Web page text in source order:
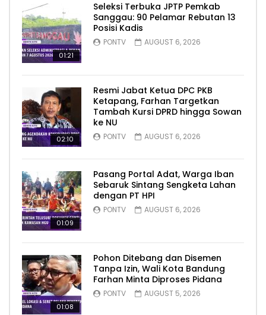
01:21
Seleksi Terbuka JPTP Pemkab
Sanggau: 90 Pelamar Rebutan 13
Posisi Kadis
PONTV AUGUST 6, 2026
02:10
Resmi Jabat Ketua DPC PKB
Ketapang, Farhan Targetkan
Tambah Kursi DPRD hingga Sowan
ke NU
PONTV AUGUST 6, 2026
01:09
Pasang Portal Adat, Warga Iban
Sebaruk Sintang Sengketa Lahan
dengan PT HPI
PONTV AUGUST 6, 2026
01:08
Pohon Ditebang dan Disemen
Tanpa Izin, Wali Kota Bandung
Farhan Minta Diproses Pidana
PONTV AUGUST 5, 2026